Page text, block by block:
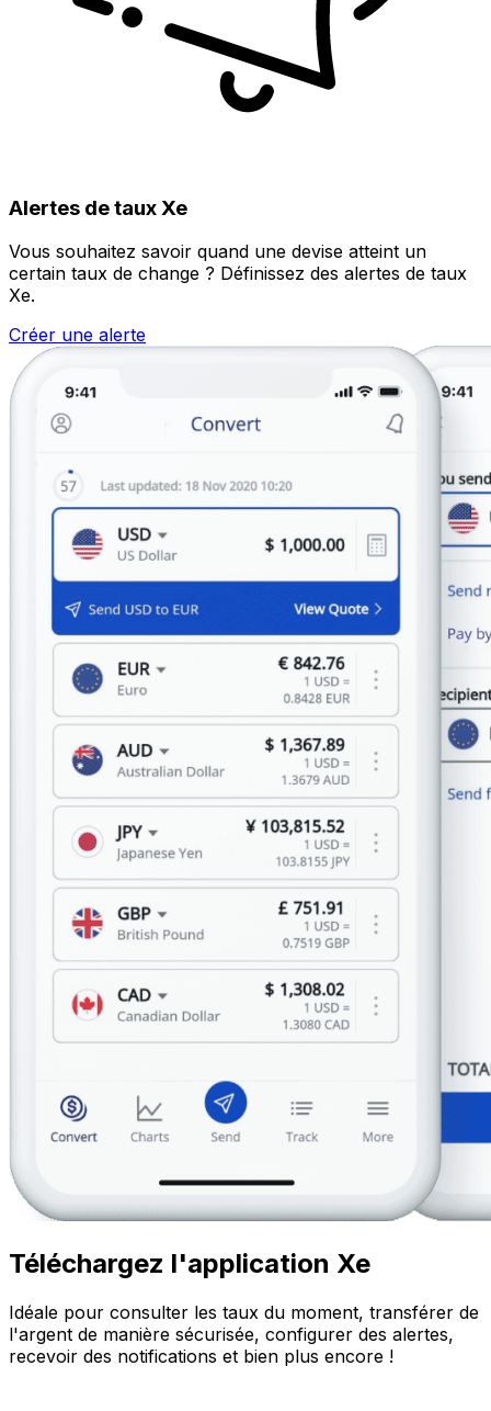
Alertes de taux Xe
Vous souhaitez savoir quand une devise atteint un
certain taux de change ? Définissez des alertes de taux
Xe.
Créer une alerte
Téléchargez l'application Xe
Idéale pour consulter les taux du moment, transférer de
l'argent de manière sécurisée, configurer des alertes,
recevoir des notifications et bien plus encore !